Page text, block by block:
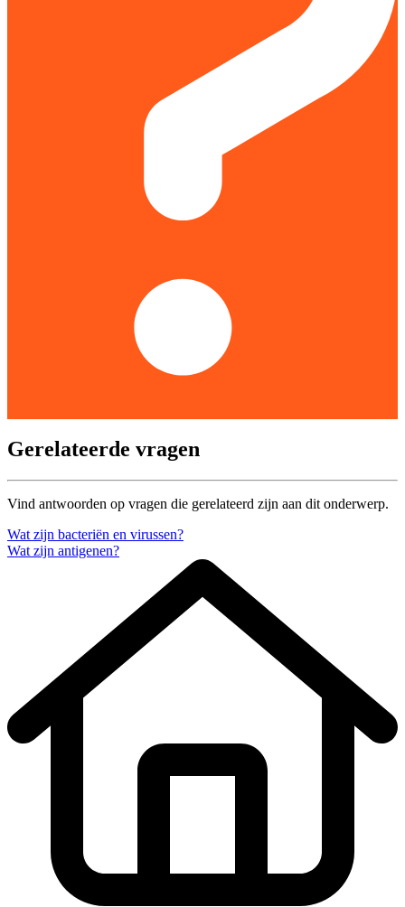
Gerelateerde vragen
Vind antwoorden op vragen die gerelateerd zijn aan dit onderwerp.
Wat zijn bacteriën en virussen?
Wat zijn antigenen?